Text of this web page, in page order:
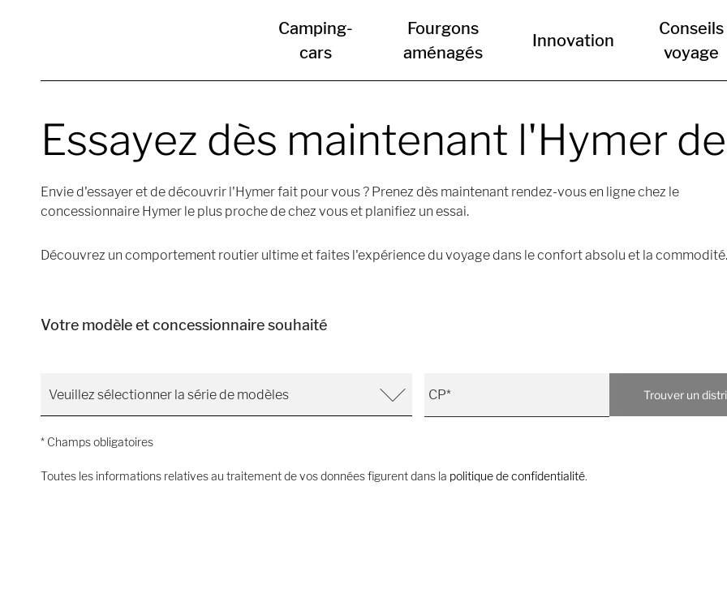
Camping-
cars
Fourgons
aménagés
Innovation
Conseils
voyage
Essayez dès maintenant l'Hymer
Envie d'essayer et de découvrir l'Hymer fait pour vous ? Prenez dès maintenant rendez-vous en ligne chez le
concessionnaire Hymer le plus proche de chez vous et planifiez un essai.
Découvrez un comportement routier ultime et faites l'expérience du voyage dans le confort absolu et la commodité.
Votre modèle et concessionnaire souhaité
Trouver un
* Champs obligatoires
Toutes les informations relatives au traitement de vos données figurent dans la politique de confidentialité.